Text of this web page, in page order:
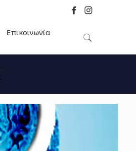
Επικοινωνία